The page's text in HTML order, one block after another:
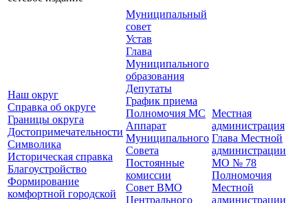
Наш округ
Справка об округе
Границы округа
Достопримечательности
Символика
Историческая справка
Благоустройство
Формирование
комфортной городской
Муниципальный
совет
Устав
Глава
Муниципального
образования
Депутаты
График приема
Полномочия МС
Аппарат
Муниципального
Совета
Постоянные
комиссии
Совет ВМО
Центрального
Местная
администрация
Глава Местной
администрации
МО № 78
Полномочия
Местной
администрации